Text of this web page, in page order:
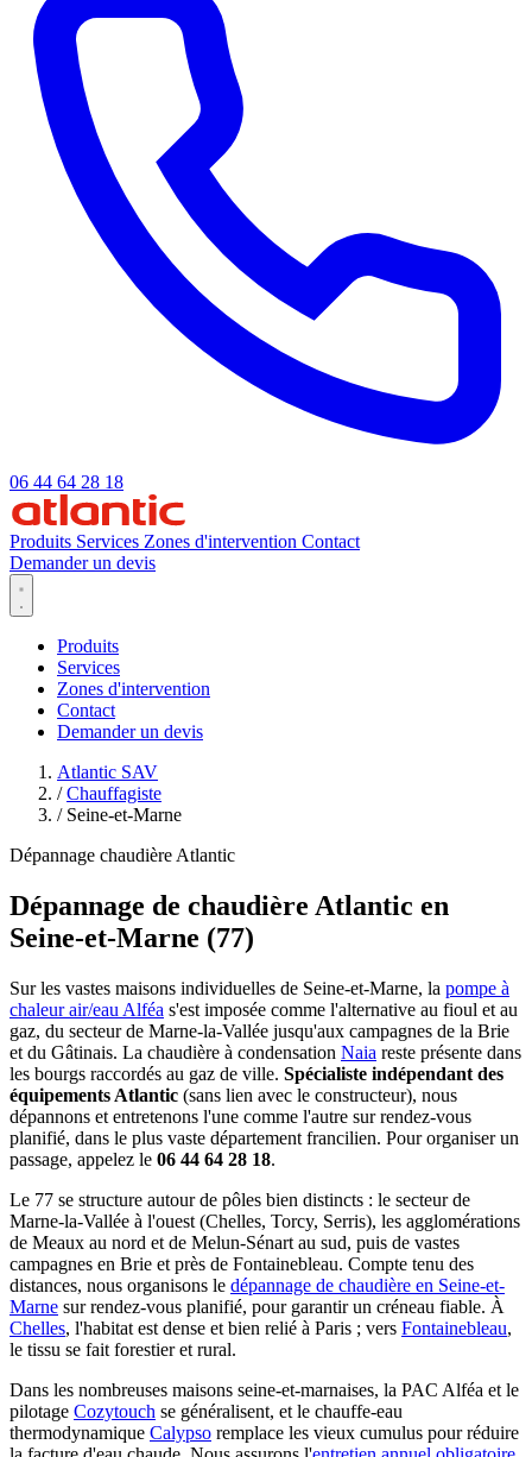
06 44 64 28 18
Produits Services Zones d'intervention Contact
Demander un devis
Produits
Services
Zones d'intervention
Contact
Demander un devis
Atlantic SAV
/ Chauffagiste
/ Seine-et-Marne
Dépannage chaudière Atlantic
Dépannage de chaudière Atlantic en
Seine-et-Marne (77)
Sur les vastes maisons individuelles de Seine-et-Marne, la pompe à
chaleur air/eau Alféa s'est imposée comme l'alternative au fioul et au
gaz, du secteur de Marne-la-Vallée jusqu'aux campagnes de la Brie
et du Gâtinais. La chaudière à condensation Naia reste présente dans
les bourgs raccordés au gaz de ville. Spécialiste indépendant des
équipements Atlantic (sans lien avec le constructeur), nous
dépannons et entretenons l'une comme l'autre sur rendez-vous
planifié, dans le plus vaste département francilien. Pour organiser un
passage, appelez le 06 44 64 28 18.
Le 77 se structure autour de pôles bien distincts : le secteur de
Marne-la-Vallée à l'ouest (Chelles, Torcy, Serris), les agglomérations
de Meaux au nord et de Melun-Sénart au sud, puis de vastes
campagnes en Brie et près de Fontainebleau. Compte tenu des
distances, nous organisons le dépannage de chaudière en Seine-et-
Marne sur rendez-vous planifié, pour garantir un créneau fiable. À
Chelles, l'habitat est dense et bien relié à Paris ; vers Fontainebleau,
le tissu se fait forestier et rural.
Dans les nombreuses maisons seine-et-marnaises, la PAC Alféa et le
pilotage Cozytouch se généralisent, et le chauffe-eau
thermodynamique Calypso remplace les vieux cumulus pour réduire